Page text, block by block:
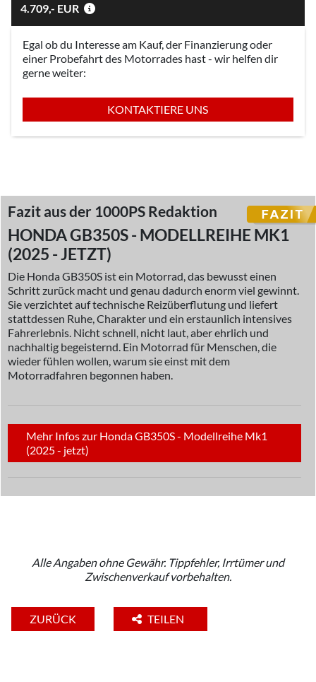
4.709,- EUR
Egal ob du Interesse am Kauf, der Finanzierung oder
einer Probefahrt des Motorrades hast - wir helfen dir
gerne weiter:
KONTAKTIERE UNS
Fazit aus der 1000PS Redaktion
HONDA GB350S - MODELLREIHE MK1
(2025 - JETZT)
Die Honda GB350S ist ein Motorrad, das bewusst einen
Schritt zurück macht und genau dadurch enorm viel gewinnt.
Sie verzichtet auf technische Reizüberflutung und liefert
stattdessen Ruhe, Charakter und ein erstaunlich intensives
Fahrerlebnis. Nicht schnell, nicht laut, aber ehrlich und
nachhaltig begeisternd. Ein Motorrad für Menschen, die
wieder fühlen wollen, warum sie einst mit dem
Motorradfahren begonnen haben.
Mehr Infos zur Honda GB350S - Modellreihe Mk1
(2025 - jetzt)
Alle Angaben ohne Gewähr. Tippfehler, Irrtümer und
Zwischenverkauf vorbehalten.
ZURÜCK TEILEN